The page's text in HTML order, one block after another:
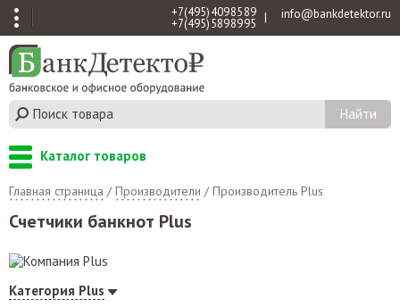
+7 (495) 409 85 89
+7 (495) 589 89 95 | info@bankdetektor.ru
Каталог товаров
Главная страница /Производители /Производитель Plus
Счетчики банкнот Plus
Категория Plus